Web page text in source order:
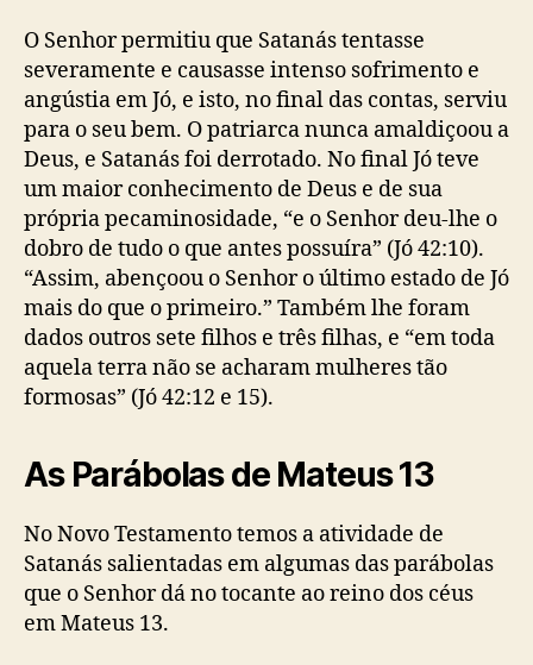
O Senhor permitiu que Satanás tentasse
severamente e causasse intenso sofrimento e
angústia em Jó, e isto, no final das contas, serviu
para o seu bem. O patriarca nunca amaldiçoou a
Deus, e Satanás foi derrotado. No final Jó teve
um maior conhecimento de Deus e de sua
própria pecaminosidade, “e o Senhor deu-lhe o
dobro de tudo o que antes possuíra” (Jó 42:10).
“Assim, abençoou o Senhor o último estado de Jó
mais do que o primeiro.” Também lhe foram
dados outros sete filhos e três filhas, e “em toda
aquela terra não se acharam mulheres tão
formosas” (Jó 42:12 e 15).
As Parábolas de Mateus 13
No Novo Testamento temos a atividade de
Satanás salientadas em algumas das parábolas
que o Senhor dá no tocante ao reino dos céus
em Mateus 13.